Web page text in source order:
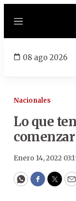
Menú
08 ago 2026
Nacionales
Lo que
Enero 14, 2022
WhatsApp